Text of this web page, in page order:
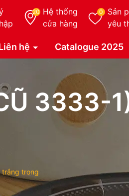
20 Hệ thống
cửa hàng
0
Sản
yêu
hệ Catalogue 2025
3333-
trắng trong